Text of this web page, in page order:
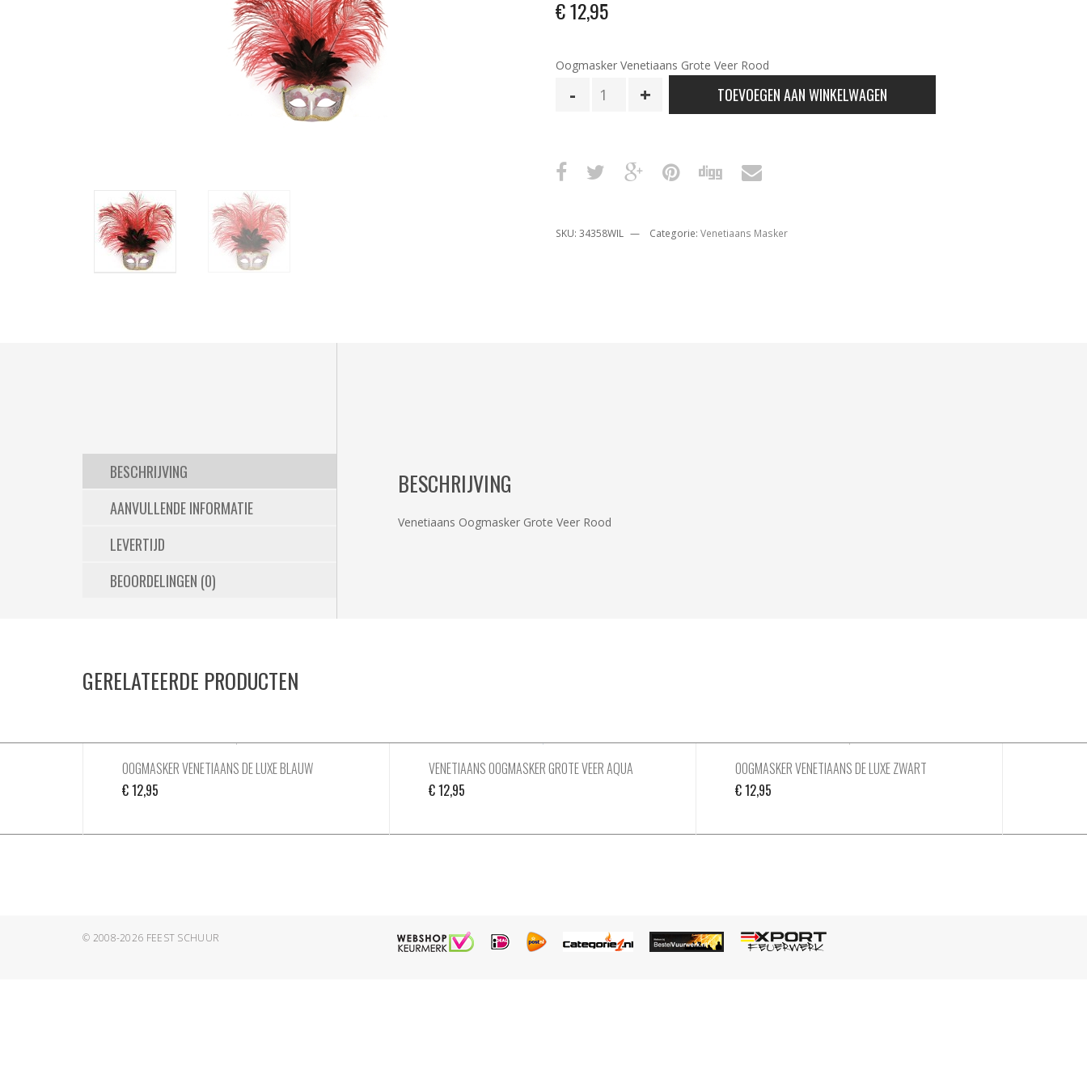
€12,95
Oogmasker Venetiaans Grote Veer Rood
Venetiaans
Rood
aantal
TOEVOEGEN AAN WINKELWAGEN
SKU: 34358WIL Categorie: Venetiaans Masker
BESCHRIJVING
AANVULLENDE INFORMATIE
LEVERTIJD
BEOORDELINGEN (0)
BESCHRIJVING
Venetiaans Oogmasker Grote Veer Rood
GERELATEERDE PRODUCTEN
OOGMASKER VENETIAANS DE LUXE BLAUW
€12,95
VENETIAANS OOGMASKER GROTE VEER AQUA
€12,95
OOGMASKER VENETIAANS DE LUXE ZWART
€12,95
© 2008-2026 FEEST SCHUUR